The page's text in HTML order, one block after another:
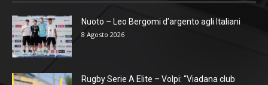
Nuoto – Leo Bergomi d’argento agli Italiani
8 Agosto 2026
Rugby Serie A Elite – Volpi: “Viadana club